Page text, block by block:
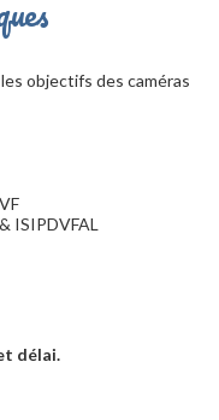
objectifs des caméras
ISIPDVFAL
délai.